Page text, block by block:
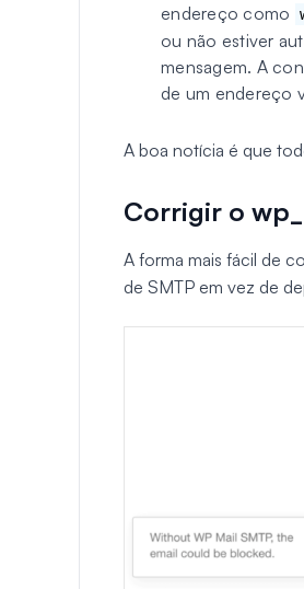
endereço como
ou não estiver
mensagem. A
de um endereço
A boa notícia é que
Corrigir o
A forma mais fácil de
de SMTP em vez de